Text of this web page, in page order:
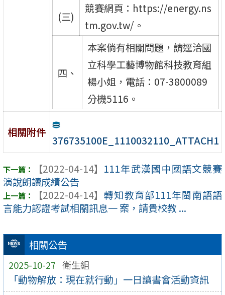
相關公告
2025-10-27 衛生組
「動物解放：現在就行動」一日讀書會活動資訊
(三)
競賽網頁：https://energy.ns
tm.gov.tw/。
四、
本案倘有相關問題，請逕洽國
立科學工藝博物館科技教育組
楊小姐，電話：07-3800089
分機5116。
相關附件
376735100E_1110032110_ATTACH1
【2022-04-14】 111年武漢國中國語文競賽
演說朗讀成績公告
【2022-04-14】 轉知教育部111年閩南語語
言能力認證考試相關訊息一 案，請貴校教 ...